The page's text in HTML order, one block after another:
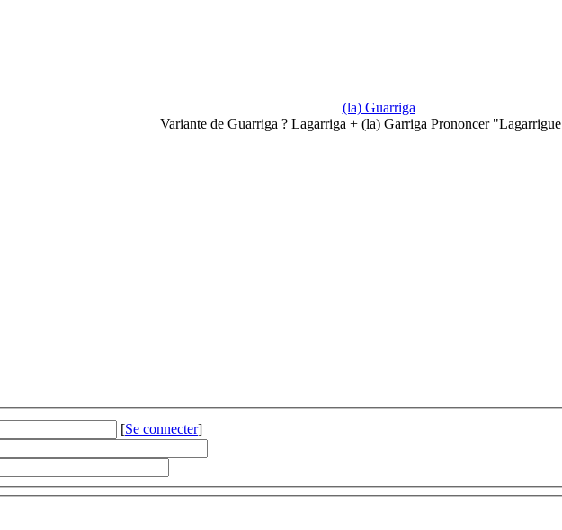
(la) Guarriga
Variante de Guarriga ? Lagarriga + (la) Garriga Prononcer
[Se connecter]